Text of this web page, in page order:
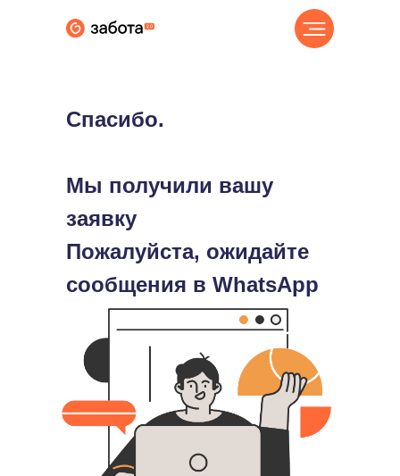
Спасибо.
Мы получили вашу
заявку
Пожалуйста, ожидайте
сообщения в WhatsApp